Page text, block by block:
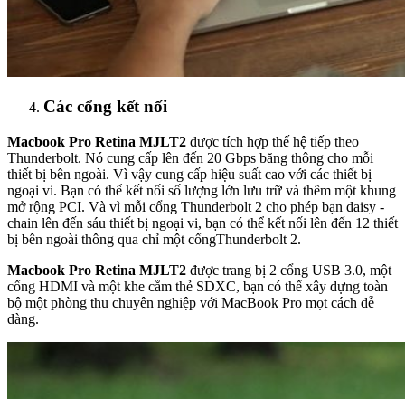
Các cổng kết nối
Macbook Pro Retina MJLT2 được tích hợp thế hệ tiếp theo
Thunderbolt. Nó cung cấp lên đến 20 Gbps băng thông cho mỗi
thiết bị bên ngoài. Vì vậy cung cấp hiệu suất cao với các thiết bị
ngoại vi. Bạn có thể kết nối số lượng lớn lưu trữ và thêm một khung
mở rộng PCI. Và vì mỗi cổng Thunderbolt 2 cho phép bạn daisy -
chain lên đến sáu thiết bị ngoại vi, bạn có thể kết nối lên đến 12 thiết
bị bên ngoài thông qua chỉ một cổngThunderbolt 2.
Macbook Pro Retina MJLT2 được trang bị 2 cổng USB 3.0, một
cổng HDMI và một khe cắm thẻ SDXC, bạn có thể xây dựng toàn
bộ một phòng thu chuyên nghiệp với MacBook Pro mọt cách dễ
dàng.